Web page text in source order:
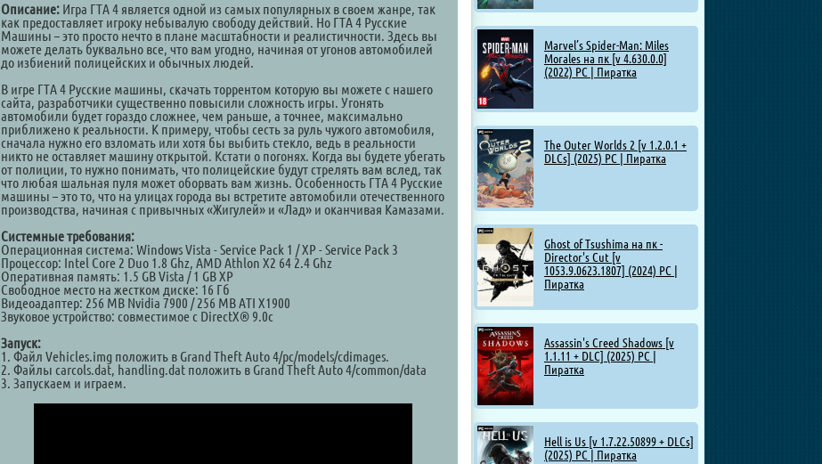
Marvel’s Spider-Man: Miles
Morales на пк [v 4.630.0.0]
(2022) PC | Пиратка
The Outer Worlds 2 [v 1.2.0.1 +
DLCs] (2025) PC | Пиратка
Ghost of Tsushima на пк -
Director's Cut [v
1053.9.0623.1807] (2024) PC |
Пиратка
Assassin's Creed Shadows [v
1.1.11 + DLC] (2025) PC |
Пиратка
Hell is Us [v 1.7.22.50899 + DLCs]
(2025) PC | Пиратка
Описание: Игра ГТА 4 является одной из самых популярных в своем жанре, так
как предоставляет игроку небывалую свободу действий. Но ГТА 4 Русские
Машины – это просто нечто в плане масштабности и реалистичности. Здесь вы
можете делать буквально все, что вам угодно, начиная от угонов автомобилей
до избиений полицейских и обычных людей.
В игре ГТА 4 Русские машины, скачать торрентом которую вы можете с нашего
сайта, разработчики существенно повысили сложность игры. Угонять
автомобили будет гораздо сложнее, чем раньше, а точнее, максимально
приближено к реальности. К примеру, чтобы сесть за руль чужого автомобиля,
сначала нужно его взломать или хотя бы выбить стекло, ведь в реальности
никто не оставляет машину открытой. Кстати о погонях. Когда вы будете убегать
от полиции, то нужно понимать, что полицейские будут стрелять вам вслед, так
что любая шальная пуля может оборвать вам жизнь. Особенность ГТА 4 Русские
машины – это то, что на улицах города вы встретите автомобили отечественного
производства, начиная с привычных «Жигулей» и «Лад» и оканчивая Камазами.
Системные требования:
Операционная система: Windows Vista - Service Pack 1 / XP - Service Pack 3
Процессор: Intel Core 2 Duo 1.8 Ghz, AMD Athlon X2 64 2.4 Ghz
Оперативная память: 1.5 GB Vista / 1 GB XP
Свободное место на жестком диске: 16 Гб
Видеоадаптер: 256 MB Nvidia 7900 / 256 MB ATI X1900
Звуковое устройство: совместимое с DirectX® 9.0c
Запуск:
1. Файл Vehicles.img положить в Grand Theft Auto 4/pc/models/cdimages.
2. Файлы carcols.dat, handling.dat положить в Grand Theft Auto 4/common/data
3. Запускаем и играем.